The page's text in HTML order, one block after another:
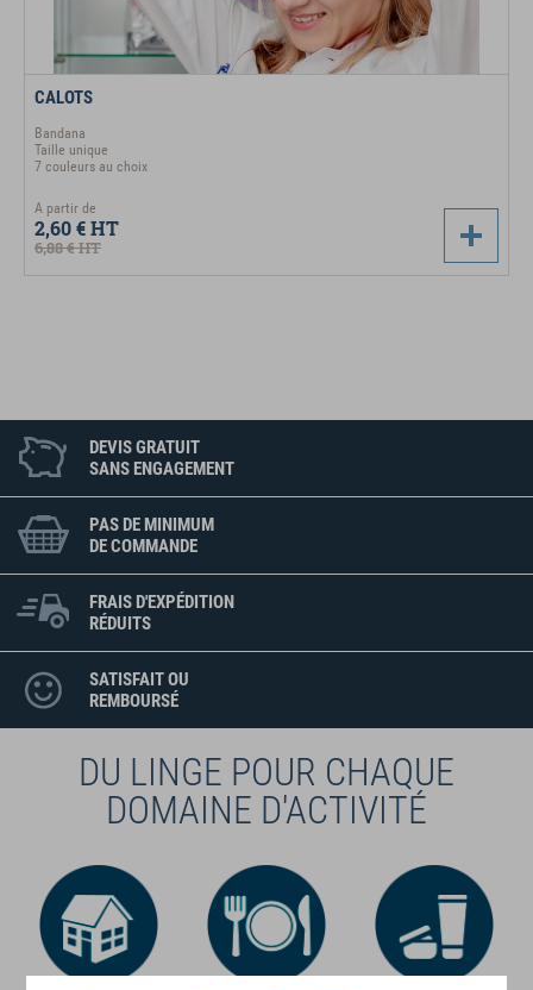
CALOTS
Bandana
Taille unique
7 couleurs au choix
A partir de
2,60 €HT
6,88 €HT
DEVIS GRATUIT
SANS ENGAGEMENT
PAS DE MINIMUM
DE COMMANDE
FRAIS D'EXPÉDITION
RÉDUITS
SATISFAIT OU
REMBOURSÉ
DU LINGE POUR CHAQUE
DOMAINE D'ACTIVITÉ